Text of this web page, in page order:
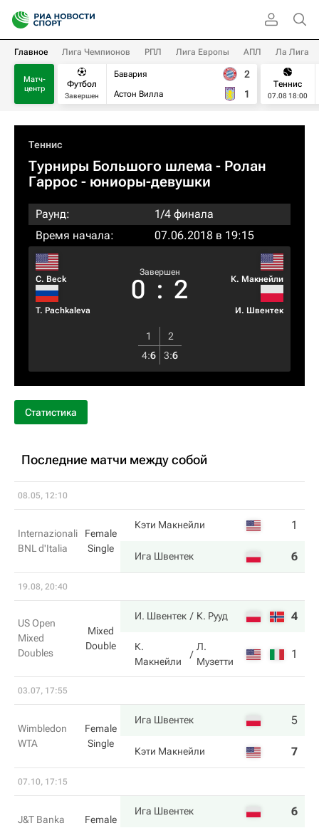
Главное Лига Чемпионов РПЛ Лига Европы АПЛ Ла Лига
Матч-
центр
Футбол
Завершен
Бавария
Астон Вилла
2
1
Теннис
07.08 18:00
Теннис
Турниры Большого шлема - Ролан
Гаррос - юниоры-девушки
Раунд:
1/4 финала
Время начала:
07.06.2018 в 19:15
C. Beck
T. Pachkaleva
Завершен
0 : 2 К. Макнейли
И. Швентек
1
2
4:6 3:6
Статистика
Последние матчи между собой
08.05, 12:10
Internazionali
BNL d'Italia
Female
Single
Кэти Макнейли 1
Ига Швентек 6
19.08, 20:40
US Open
Mixed
Doubles
Mixed
Double
И. Швентек К. Рууд 4
К.
Макнейли
Л.
Музетти
1
03.07, 17:55
Wimbledon
WTA
Female
Single
Ига Швентек 5
Кэти Макнейли 7
07.10, 17:15
J&T Banka
Female
Ига Швентек 6